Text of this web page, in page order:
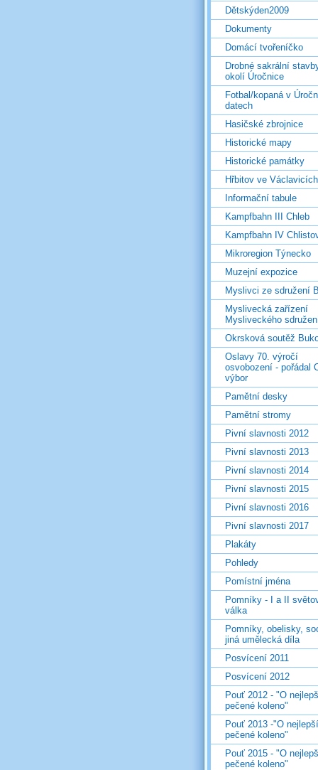
Dětskýden2009
Dokumenty
Domácí tvořeníčko
Drobné sakrální
okolí Úročnice
Fotbal/kopaná v
datech
Hasičské zbrojnice
Historické mapy
Historické památky
Hřbitov ve Václavicích
Informační tabule
Kampfbahn III Chleb
Kampfbahn IV
Mikroregion Týnecko
Muzejní expozice
Myslivci ze sdružení
Myslivecká zařízení
Mysliveckého
Okrsková soutěž
Oslavy 70. výročí
osvobození - pořádal
výbor
Pamětní desky
Pamětní stromy
Pivní slavnosti 2012
Pivní slavnosti 2013
Pivní slavnosti 2014
Pivní slavnosti 2015
Pivní slavnosti 2016
Pivní slavnosti 2017
Plakáty
Pohledy
Pomístní jména
Pomníky - I a II
válka
Pomníky, obelisky,
jiná umělecká díla
Posvícení 2011
Posvícení 2012
Pouť 2012 - "O
pečené koleno"
Pouť 2013 -"O nejlepší
pečené koleno"
Pouť 2015 - "O
pečené koleno"